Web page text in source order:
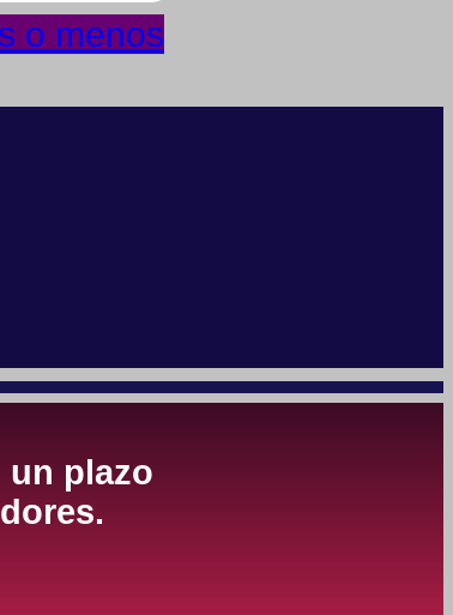
o menos
un plazo